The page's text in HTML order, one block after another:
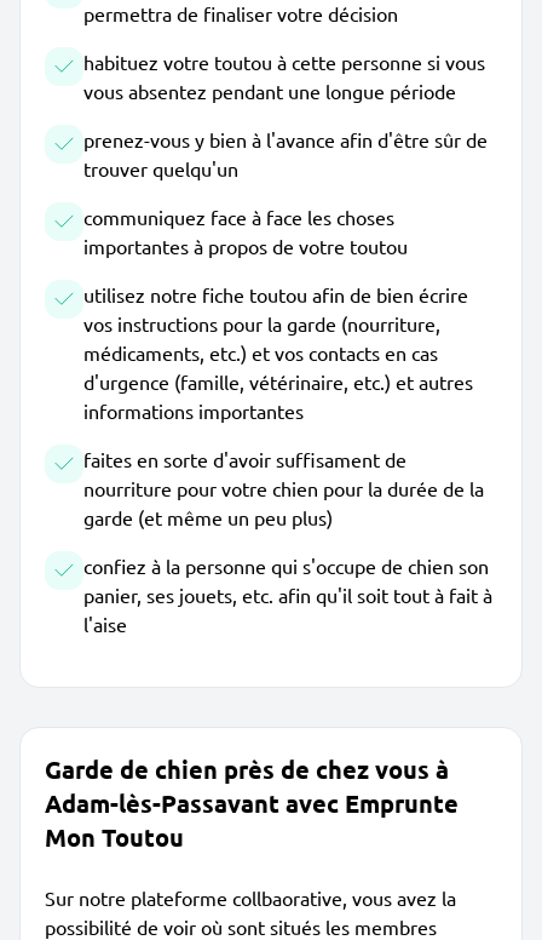
permettra de finaliser votre décision
habituez votre toutou à cette personne si vous
vous absentez pendant une longue période
prenez-vous y bien à l'avance afin d'être sûr de
trouver quelqu'un
communiquez face à face les choses
importantes à propos de votre toutou
utilisez notre fiche toutou afin de bien écrire
vos instructions pour la garde (nourriture,
médicaments, etc.) et vos contacts en cas
d'urgence (famille, vétérinaire, etc.) et autres
informations importantes
faites en sorte d'avoir suffisament de
nourriture pour votre chien pour la durée de la
garde (et même un peu plus)
confiez à la personne qui s'occupe de chien son
panier, ses jouets, etc. afin qu'il soit tout à fait à
l'aise
Garde de chien près de chez vous à
Adam-lès-Passavant avec Emprunte
Mon Toutou
Sur notre plateforme collbaorative, vous avez la
possibilité de voir où sont situés les membres